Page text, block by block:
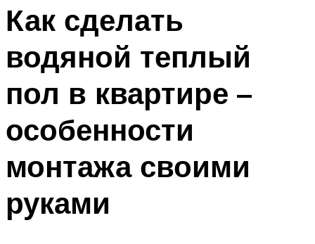
Как сделать
водяной теплый
пол в квартире –
особенности
монтажа своими
руками